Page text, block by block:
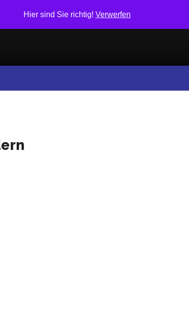
Hier sind Sie richtig! Verwerfen